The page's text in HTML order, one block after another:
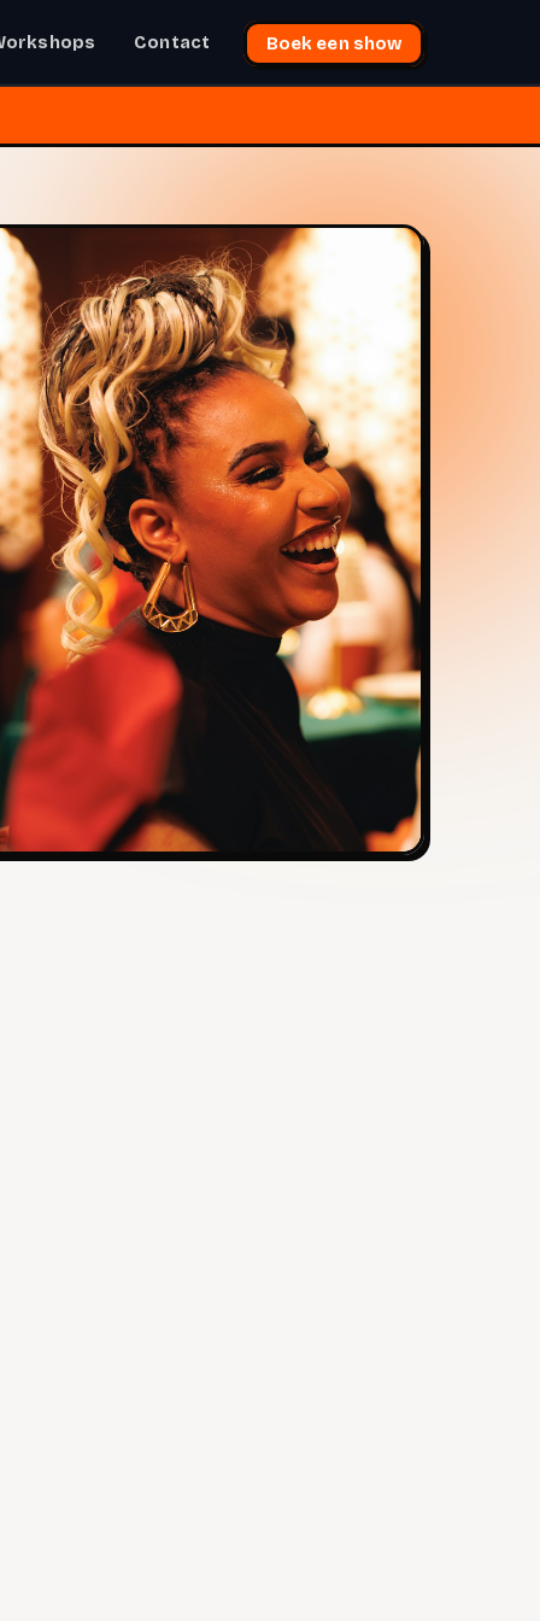
Contact Boek een show